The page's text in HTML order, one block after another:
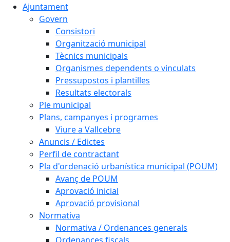
Ajuntament
Govern
Consistori
Organització municipal
Tècnics municipals
Organismes dependents o vinculats
Pressupostos i plantilles
Resultats electorals
Ple municipal
Plans, campanyes i programes
Viure a Vallcebre
Anuncis / Edictes
Perfil de contractant
Pla d'ordenació urbanística municipal (POUM)
Avanç de POUM
Aprovació inicial
Aprovació provisional
Normativa
Normativa / Ordenances generals